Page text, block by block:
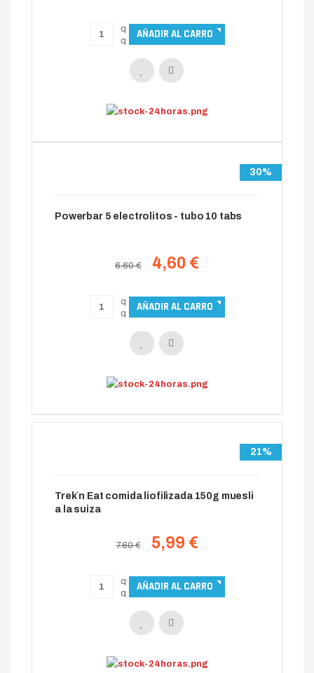
30%
Powerbar 5 electrolitos - tubo 10 tabs
6.60 € 4,60 €
21%
Trek´n Eat comida liofilizada 150g muesli
a la suiza
7.60 € 5,99 €